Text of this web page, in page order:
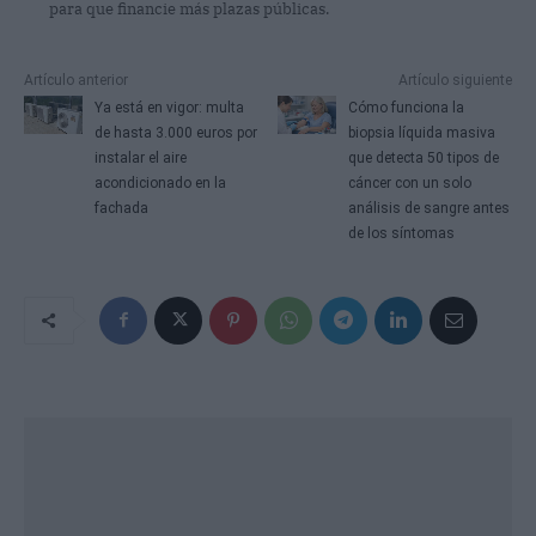
para que financie más plazas públicas.
Artículo anterior
Ya está en vigor: multa
de hasta 3.000 euros por
instalar el aire
acondicionado en la
fachada
Artículo siguiente
Cómo funciona la
biopsia líquida masiva
que detecta 50 tipos de
cáncer con un solo
análisis de sangre antes
de los síntomas